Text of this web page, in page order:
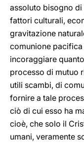
assoluto bisogno
fattori culturali,
gravitazione
comunione
incoraggiare
processo di mutuo
utili scambi, di
fornire a tale
ciò di cui esso ha
cioè, che solo il
umani, veramente